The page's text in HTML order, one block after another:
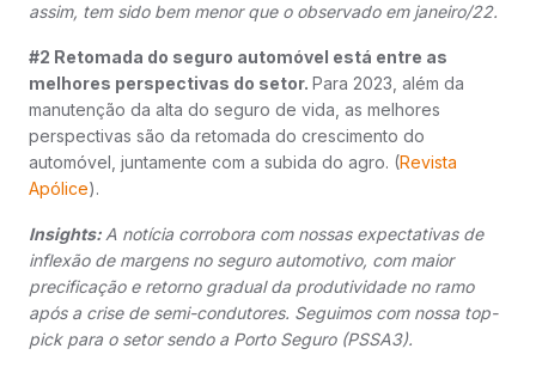
assim, tem sido bem menor que o observado em janeiro/22.
#2 Retomada do seguro automóvel está entre as
melhores perspectivas do setor. Para 2023, além da
manutenção da alta do seguro de vida, as melhores
perspectivas são da retomada do crescimento do
automóvel, juntamente com a subida do agro. (Revista
Apólice).
Insights: A notícia corrobora com nossas expectativas de
inflexão de margens no seguro automotivo, com maior
precificação e retorno gradual da produtividade no ramo
após a crise de semi-condutores. Seguimos com nossa top-
pick para o setor sendo a Porto Seguro (PSSA3).